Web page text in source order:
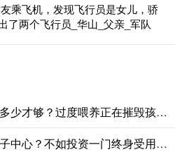
乘飞机，发现飞行员是女儿，骄
了两个飞行员_华山_父亲_军队
恒富配资平台 新生儿吃多少才够？过度喂养正在摧毁孩子的脾胃，这份奶量标准赶紧存
期货配资杠杆平台 住月子中心？不如投资一门终身受用的技能